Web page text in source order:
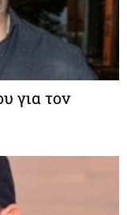
για τον